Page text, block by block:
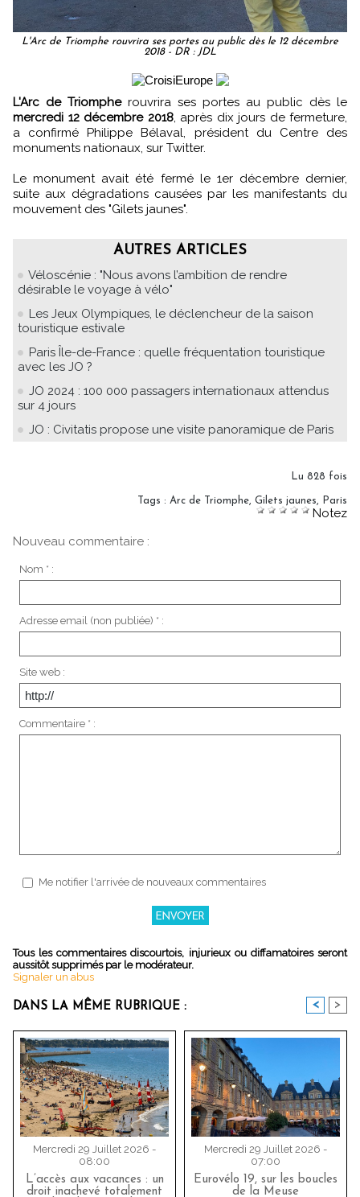
L'Arc de Triomphe rouvrira ses portes au public dès le 12 décembre
2018 - DR : JDL
L'Arc de Triompherouvrira ses portes au public dès le
mercredi 12 décembre 2018, après dix jours de fermeture,
a confirmé Philippe Bélaval, président du Centre des
monuments nationaux, sur Twitter.
Le monument avait été fermé le 1er décembre dernier,
suite aux dégradations causées par les manifestants du
mouvement des "Gilets jaunes".
AUTRES ARTICLES
Véloscénie : "Nous avons l’ambition de rendre
désirable le voyage à vélo"
Les Jeux Olympiques, le déclencheur de la saison
touristique estivale
Paris Île-de-France : quelle fréquentation touristique
avec les JO ?
JO 2024 : 100 000 passagers internationaux attendus
sur 4 jours
JO : Civitatis propose une visite panoramique de Paris
Lu 828 fois
Tags : Arc de Triomphe Gilets jaunes Paris
Notez
Nouveau commentaire :
Nom * :
Adresse email (non publiée) * :
Site web :
Commentaire * :
Me notifier l'arrivée de nouveaux commentaires
Tous les commentaires discourtois, injurieux ou diffamatoires seront
aussitôt supprimés par le modérateur.
Signaler un abus
DANS LA MÊME RUBRIQUE : < >
Mercredi 29 Juillet 2026 -
08:00
L’accès aux vacances : un
droit inachevé totalement
Mercredi 29 Juillet 2026 -
07:00
Eurovélo 19, sur les boucles
de la Meuse